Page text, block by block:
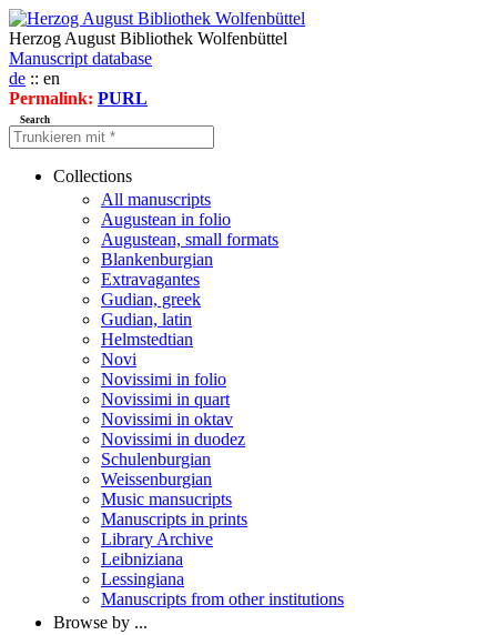
Herzog August Bibliothek Wolfenbüttel
Manuscript database
de :: en
Permalink: PURL
Search
Collections
All manuscripts
Augustean in folio
Augustean, small formats
Blankenburgian
Extravagantes
Gudian, greek
Gudian, latin
Helmstedtian
Novi
Novissimi in folio
Novissimi in quart
Novissimi in oktav
Novissimi in duodez
Schulenburgian
Weissenburgian
Music mansucripts
Manuscripts in prints
Library Archive
Leibniziana
Lessingiana
Manuscripts from other institutions
Browse by ...